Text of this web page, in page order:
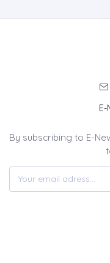
E-
By subscribing to E-